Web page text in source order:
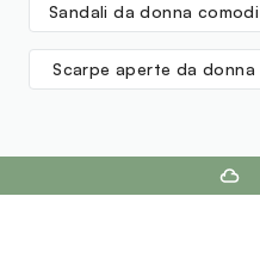
Sandali da donna comodi
Scarpe aperte da donna